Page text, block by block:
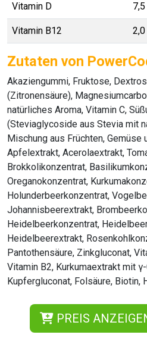
Vitamin D
Vitamin B12
Zutaten von
Akaziengummi, Fruktose,
(Zitronensäure),
natürliches Aroma, Vitamin C,
(Steviaglycoside aus Stevia mit
Mischung aus Früchten, Gemüse
Apfelextrakt, Acerolaextrakt,
Brokkolikonzentrat,
Oreganokonzentrat,
Holunderbeerkonzentrat,
Johannisbeerextrakt,
Heidelbeerkonzentrat,
Heidelbeerextrakt,
Pantothensäure, Zinkgluconat,
Vitamin B2, Kurkumaextrakt mit
Kupfergluconat, Folsäure, Biotin,
PREIS